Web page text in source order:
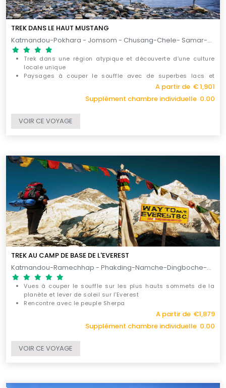
TREK DANS LE HAUT MUSTANG
Katmandou-Pokhara - Jomsom - Chusang-Chele- Samar-Ghiling- Dhakmar-Lo Manthang-Luri Gompa-Tangy-Chhuksang-Muktinath / 18 JOURS
Trek dans une région atypique et découverte d’une culture
locale unique
Paysages à couper le souffle avec de superbes lacs et
rivieres, vue panoramiques sur les sommets himalayens
Découverte de grottes anciennes, monastères historiques et
sites archéologiques du haut Mustang
A partir de € 1,901
Supplément chambre individuelle 0.00
VOIR CE VOYAGE
TREK AU CAMP DE BASE DE L'EVEREST
Katmandou-Ramechhap - Phakding-Namche-Dingboche-Gorakshep-Pheriche-Lukla / 15 JOURS
Vues à couper le souffle sur les plus hauts sommets de la
planète et lever de soleil sur l'Everest
Rencontre avec le peuple Sherpa
Decouverte de la cascade de glace du Glacier Khumbu
A partir de €1,879
Supplément chambre individuelle 0.00
VOIR CE VOYAGE